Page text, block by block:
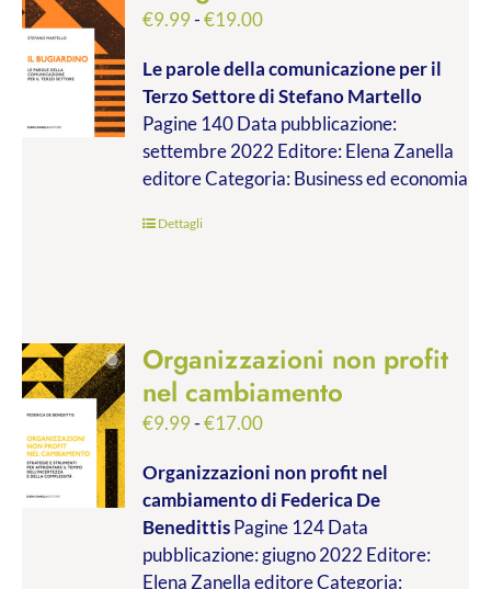
€9.99-€19.00Fascia
prezzo:
da
€9.99
a
€19.00
Le parole della comunicazione per il
Terzo Settoredi Stefano Martello
Pagine 140 Data pubblicazione:
settembre 2022 Editore: Elena Zanella
editore Categoria: Business ed economia
Dettagli
Organizzazioni non profit
nel cambiamento
€9.99-€17.00Fascia
prezzo:
da
€9.99
a
Organizzazioni non profit nel
cambiamentodi Federica De
BenedittisPagine 124 Data
pubblicazione: giugno 2022 Editore:
Elena Zanella editore Categoria: